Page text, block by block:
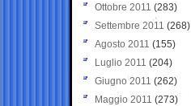
Ottobre 2011 (283)
Settembre 2011 (268)
Agosto 2011 (155)
Luglio 2011 (204)
Giugno 2011 (262)
Maggio 2011 (273)